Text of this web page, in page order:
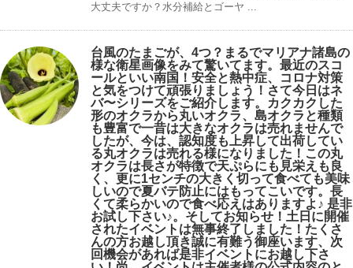
大丈夫ですか？水分補給とゴーヤ ...
台風のたまごが、4つ？まるでマリアナ諸島の
様な衛星画像をみて驚いてます。最近のスコ
ールといい南国！安全と熱中症、コロナ対策
と気をつけて頑張りましょう！さて今日はネ
バ〜シリーズをご紹介します。カクカクした
形のオクラから丸いオクラ、島オクラと種類
も豊富で一昔は大きなオクラは売れませんで
したが、今は、認知度も上昇して出荷してい
る丸オクラは売れる様になりました！この丸
オクラは長さが特徴で天ぷらにも見栄えも良
く、更に1センチの大きく切って食べても美味
しいので夏バテ防止にはもってこいです。長
くて柔らかいので食べ応えはありますよ♪ 是非
お試し下さい♪。そしてお知らせ！土日に開催
されたイベントは無事終了しました！たくさ
んの方お越し頂き誠に有難う御座います、次
回機会があれば是非イベントにお越し下さ